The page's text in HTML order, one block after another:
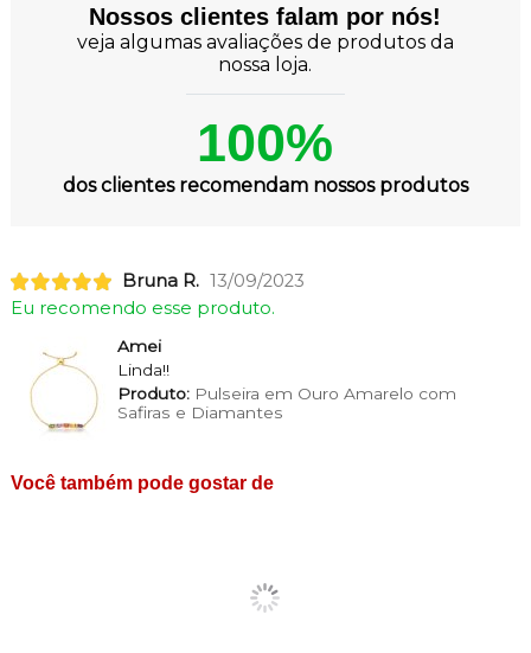
Nossos clientes falam por nós!
veja algumas avaliações de produtos da
nossa loja.
100%
dos clientes recomendam nossos produtos
Bruna R. 13/09/2023
Eu recomendo esse produto.
Amei
Linda!!
Produto:Pulseira em Ouro Amarelo com
Safiras e Diamantes
Você também pode gostar de